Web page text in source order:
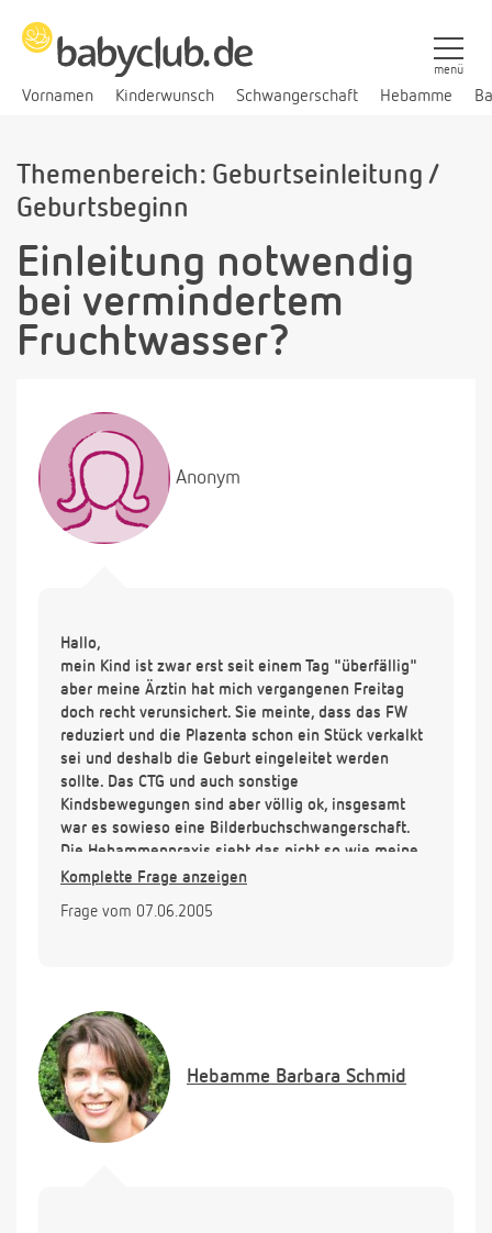
Vornamen Kinderwunsch Schwangerschaft Hebamme
menü
Themenbereich: Geburtseinleitung /
Geburtsbeginn
Einleitung notwendig
bei vermindertem
Fruchtwasser?
Anonym
Hallo,
mein Kind ist zwar erst seit einem Tag "überfällig"
aber meine Ärztin hat mich vergangenen Freitag
doch recht verunsichert. Sie meinte, dass das FW
reduziert und die Plazenta schon ein Stück verkalkt
sei und deshalb die Geburt eingeleitet werden
sollte. Das CTG und auch sonstige
Kindsbewegungen sind aber völlig ok, insgesamt
war es sowieso eine Bilderbuchschwangerschaft.
Die Hebammenpraxis sieht das nicht so wie meine
Ärztin, haben mir aber dennoch ein paar Tipps zur
"Rizinustrunk". Ich habe ihn erstmalig am Sonntag
völlig ohne Ergebnis, nicht eine Wehe.
Was kann ich aus Ihrer Sicht wohl noch tun,
mittlerweile denke ich, ist das auch ein
Kopfproblem aber da sich auch mit Rizinus gar
nichts tut, werde ich doch sehr unruhig. Will das
übrigens heute noch einmal versuchen.
Komplette Frage anzeigen
Frage vom 07.06.2005
Hebamme Barbara Schmid